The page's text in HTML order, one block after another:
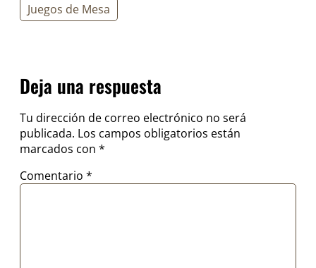
Juegos de Mesa
Deja una respuesta
Tu dirección de correo electrónico no será
publicada. Los campos obligatorios están
marcados con *
Comentario *